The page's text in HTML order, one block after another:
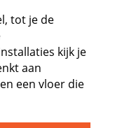
tot je de
kijk je
aan
een vloer die